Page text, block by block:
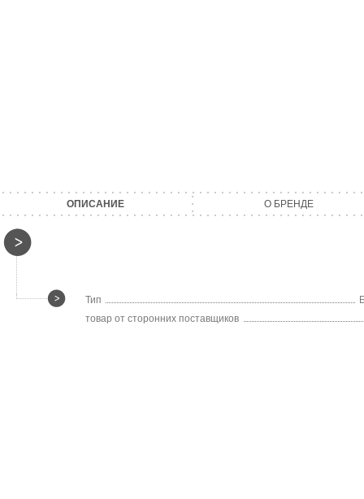
ОПИСАНИЕ О БРЕНДЕ
Тип
товар от сторонних поставщиков